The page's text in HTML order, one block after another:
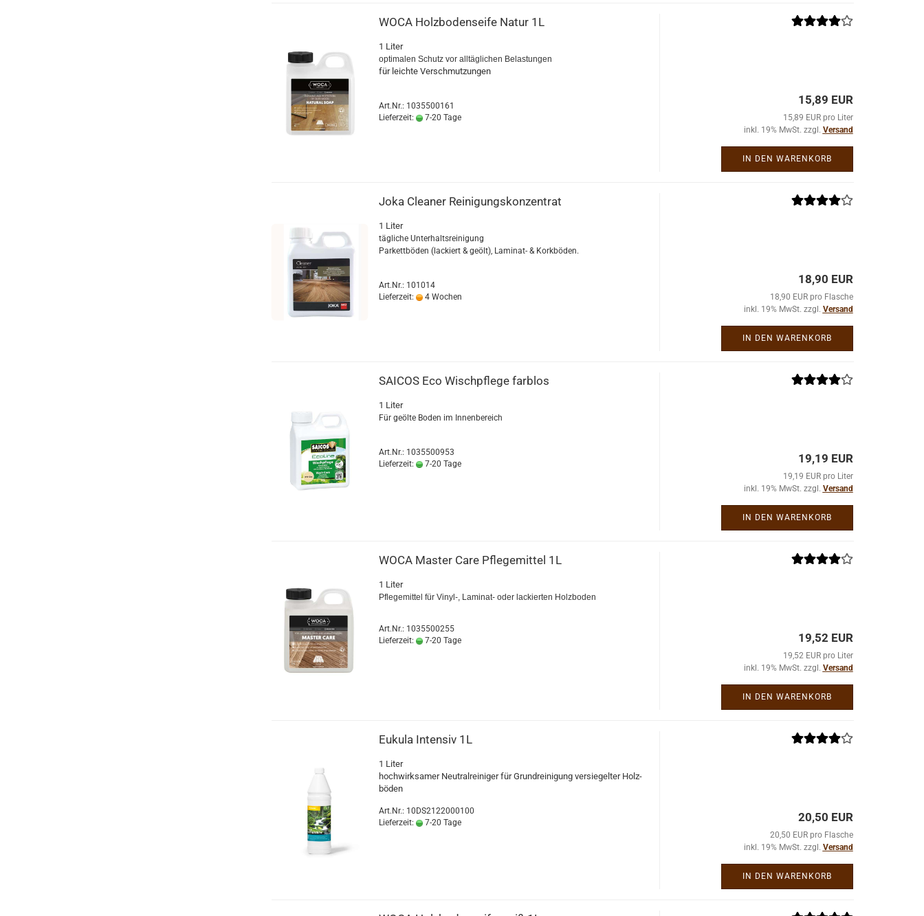
WOCA Holz­bo­den­sei­fe Natur 1L
1 Liter
op­ti­ma­len Schutz vor all­täg­li­chen Be­las­tun­gen
für leich­te Ver­schmut­zun­gen
Art.Nr.: 1035500161
Lieferzeit:
7-20 Tage
15,89 EUR
15,89 EUR pro Liter
inkl. 19% MwSt. zzgl. Versand
IN DEN WARENKORB
Joka Clea­ner Rei­ni­gungs­kon­zen­trat
1 Liter
täg­li­che Un­ter­halts­rei­ni­gung
Par­kett­bö­den (la­ckiert & geölt), Laminat-​ & Kork­bö­den.
Art.Nr.: 101014
Lieferzeit:
4 Wochen
18,90 EUR
18,90 EUR pro Flasche
inkl. 19% MwSt. zzgl. Versand
IN DEN WARENKORB
SAI­COS Eco Wisch­pfle­ge farb­los
1 Liter
Für ge­öl­te Boden im In­nen­be­reich
Art.Nr.: 1035500953
Lieferzeit:
7-20 Tage 19,19 EUR
19,19 EUR pro Liter
inkl. 19% MwSt. zzgl. Versand
IN DEN WARENKORB
WOCA Mas­ter Care Pfle­ge­mit­tel 1L
1 Liter
Pfle­ge­mit­tel für Vinyl-​, Laminat-​ oder la­ckier­ten Holz­bo­den
Art.Nr.: 1035500255
Lieferzeit:
7-20 Tage 19,52 EUR
19,52 EUR pro Liter
inkl. 19% MwSt. zzgl. Versand
IN DEN WARENKORB
Eu­ku­la In­ten­siv 1L
1 Liter
hoch­wirk­sa­mer Neu­tral­rei­ni­ger für Grund­rei­ni­gung ver­sie­gel­ter Holz­
bö­den
Art.Nr.: 10DS2122000100
Lieferzeit:
7-20 Tage 20,50 EUR
20,50 EUR pro Flasche
inkl. 19% MwSt. zzgl. Versand
IN DEN WARENKORB